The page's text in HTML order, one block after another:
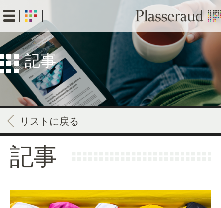
to
main
content
記事
リストに戻る
記事